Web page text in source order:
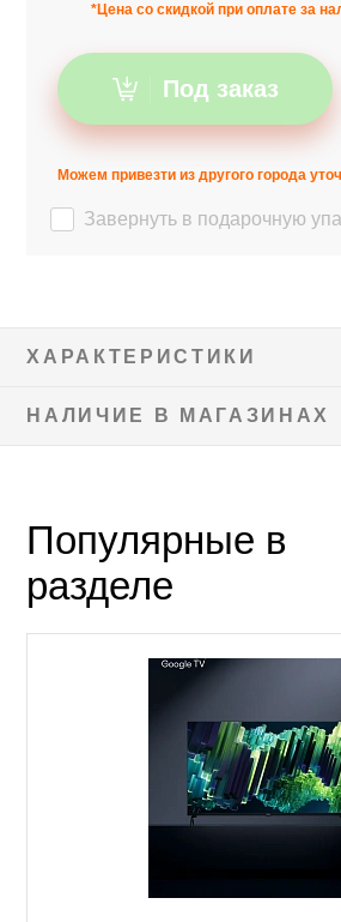
*Цена со скидкой при оплате за
Под заказ
Можем привезти из другого города
Завернуть в подарочную
ХАРАКТЕРИСТИКИ
НАЛИЧИЕ В МАГАЗИНАХ
Популярные в
разделе